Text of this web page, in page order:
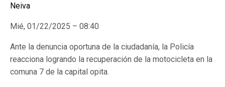
Neiva
Mié, 01/22/2025 – 08:40
Ante la denuncia oportuna de la ciudadanía, la Policía
reacciona logrando la recuperación de la motocicleta en la
comuna 7 de la capital opita.